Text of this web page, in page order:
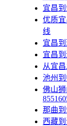
宜昌
优质
线
宜昌
宜昌
从宜
池州
佛山
那曲
西藏